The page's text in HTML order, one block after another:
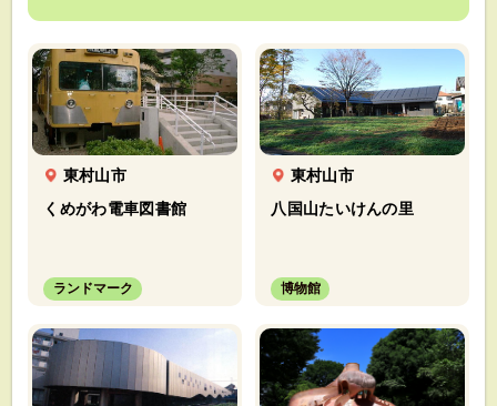
東村山市
くめがわ電車図書館
ランドマーク
東村山市
八国山たいけんの里
博物館